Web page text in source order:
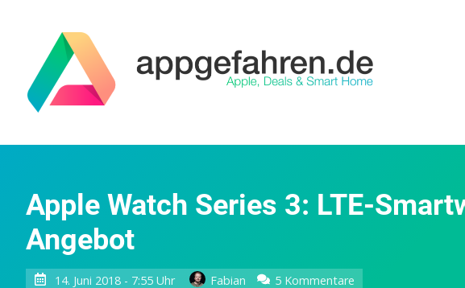
Apple Watch Series 3: LTE-
Angebot
14. Juni 2018 - 7:55 Uhr Fabian 5 Kommentare